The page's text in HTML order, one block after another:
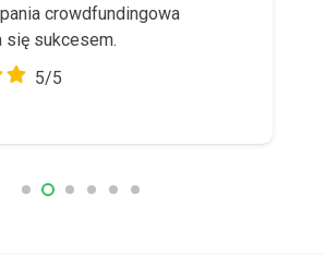
crowdfundingowa
się sukcesem.
5/5
aby ułatwić prywatne
5/5